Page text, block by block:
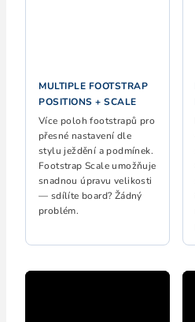
MULTIPLE FOOTSTRAP
POSITIONS + SCALE
Více poloh footstrapů pro
přesné nastavení dle
stylu ježdění a podmínek.
Footstrap Scale umožňuje
snadnou úpravu velikosti
— sdílíte board? Žádný
problém.